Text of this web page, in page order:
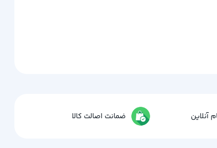
آنلاین ضمانت اصالت کالا